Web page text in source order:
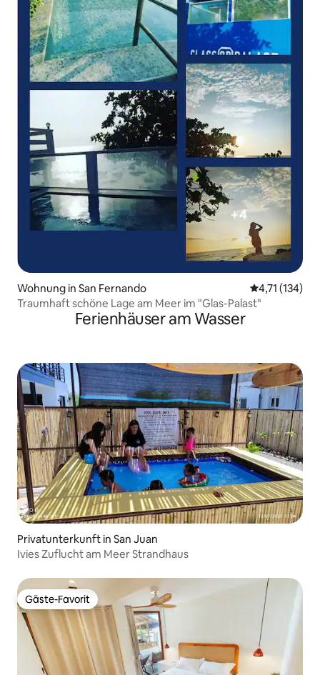
Wohnung in San Fernando
4,71 (134)
Traumhaft schöne Lage am Meer im "Glas-Palast"
Ferienhäuser am Wasser
Privatunterkunft in San Juan
Ivies Zuflucht am Meer Strandhaus
Gäste-Favorit
Gäste-Favorit